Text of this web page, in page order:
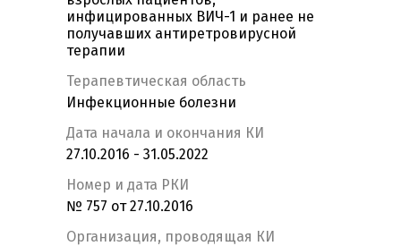
инфицированных ВИЧ-1 и ранее не
получавших антиретровирусной
терапии
Терапевтическая область
Инфекционные болезни
Дата начала и окончания КИ
27.10.2016 - 31.05.2022
Номер и дата РКИ
№ 757 от 27.10.2016
Организация, проводящая КИ